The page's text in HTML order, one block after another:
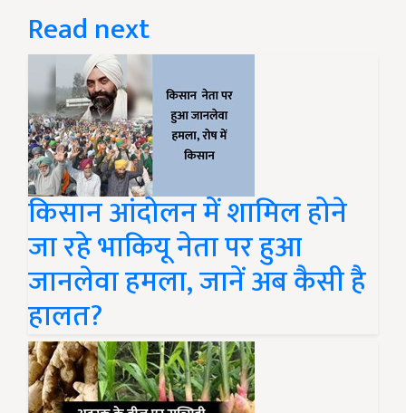
Read next
किसान आंदोलन में शामिल होने
जा रहे भाकियू नेता पर हुआ
जानलेवा हमला, जानें अब कैसी है
हालत?